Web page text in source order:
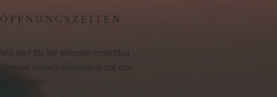
ÖFFNUNGSZEITEN
Wir sind für Sie jederzeit erreichbar -
Termine einfach telefonisch mit uns